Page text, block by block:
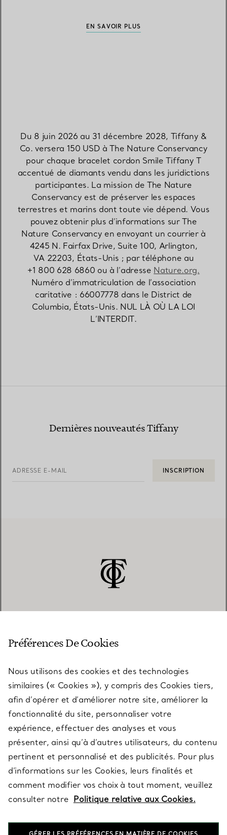
EN SAVOIR PLUS
Du 8 juin 2026 au 31 décembre 2028, Tiffany &
Co. versera 150 USD à The Nature Conservancy
pour chaque bracelet cordon Smile Tiffany T
accentué de diamants vendu dans les juridictions
participantes. La mission de The Nature
Conservancy est de préserver les espaces
terrestres et marins dont toute vie dépend. Vous
pouvez obtenir plus d’informations sur The
Nature Conservancy en envoyant un courrier à
4245 N. Fairfax Drive, Suite 100, Arlington,
VA 22203, États-Unis ; par téléphone au
+1 800 628 6860 ou à l’adresse Nature.org.
Numéro d’immatriculation de l’association
caritative : 66007778 dans le District de
Columbia, États-Unis. NUL LÀ OÙ LA LOI
L’INTERDIT.
Dernières nouveautés Tiffany
ADRESSE E-MAIL INSCRIPTION
SERVICES
À PROPOS
QUESTIONS LÉGALES
SUIVEZ-NOUS
Préférences De Cookies
Nous utilisons des cookies et des technologies
similaires (« Cookies »), y compris des Cookies tiers,
afin d’opérer et d’améliorer notre site, améliorer la
fonctionnalité du site, personnaliser votre
expérience, effectuer des analyses et vous
présenter, ainsi qu’à d’autres utilisateurs, du contenu
pertinent et personnalisé et des publicités. Pour plus
d’informations sur les Cookies, leurs finalités et
comment modifier vos choix à tout moment, veuillez
consulter notre Politique relative aux Cookies.